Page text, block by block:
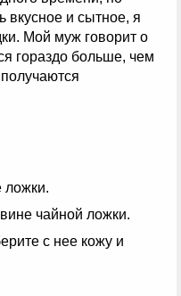
вкусное и сытное, я
Мой муж говорит о
гораздо больше, чем
ложки.
чайной ложки.
с нее кожу и